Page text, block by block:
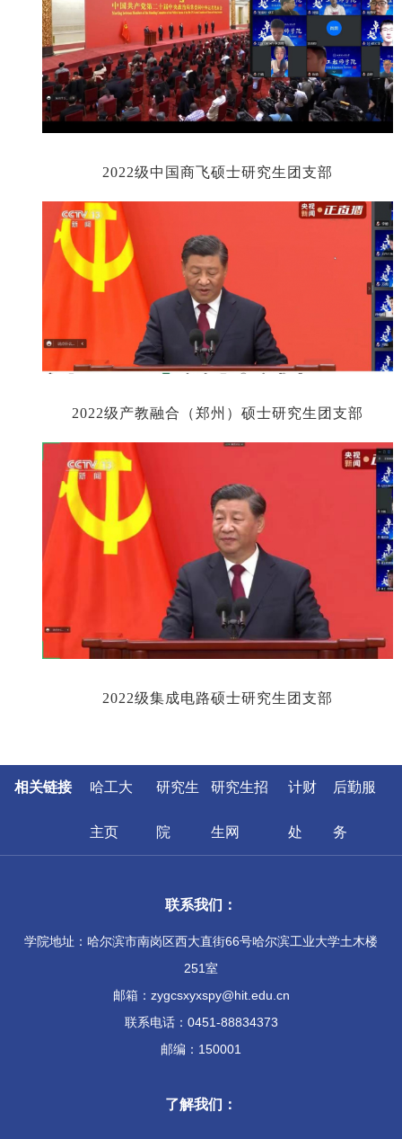
2022级中国商飞硕士研究生团支部
2022级产教融合（郑州）硕士研究生团支部
2022级集成电路硕士研究生团支部
相关链接 哈工大
主页
研究生
院
研究生招
生网
计财
处
后勤服
务
联系我们：
学院地址：哈尔滨市南岗区西大直街66号哈尔滨工业大学土木楼
251室
邮箱：zygcsxyxspy@hit.edu.cn
联系电话：0451-88834373
邮编：150001
了解我们：